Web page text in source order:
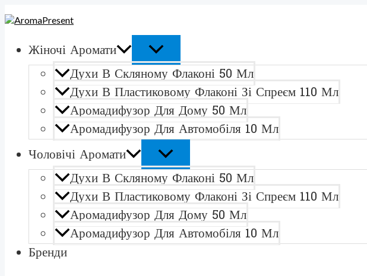
к
содержимому
Жіночі Аромати
Духи В Скляному Флаконі 50 Мл
Духи В Пластиковому Флаконі Зі Спреєм 110 Мл
Аромадифузор Для Дому 50 Мл
Аромадифузор Для Автомобіля 10 Мл
Чоловічі Аромати
Духи В Скляному Флаконі 50 Мл
Духи В Пластиковому Флаконі Зі Спреєм 110 Мл
Аромадифузор Для Дому 50 Мл
Аромадифузор Для Автомобіля 10 Мл
Бренди
товара
Montale
AbsoluАромадифузор